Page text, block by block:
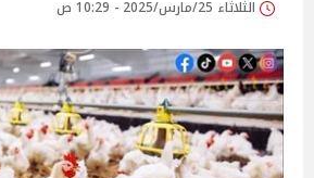
الثلاثاء 25/مارس/2025 - 10:29 ص